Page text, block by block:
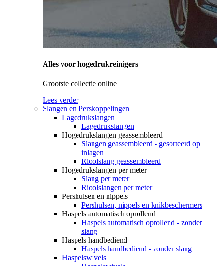
Alles voor hogedrukreinigers
Grootste collectie online
Lees verder
Slangen en Perskoppelingen
Lagedrukslangen
Lagedrukslangen
Hogedrukslangen geassembleerd
Slangen geassembleerd - gesorteerd op
inlagen
Rioolslang geassembleerd
Hogedrukslangen per meter
Slang per meter
Rioolslangen per meter
Pershulsen en nippels
Pershulsen, nippels en knikbeschermers
Haspels automatisch oprollend
Haspels automatisch oprollend - zonder
slang
Haspels handbediend
Haspels handbediend - zonder slang
Haspelswivels